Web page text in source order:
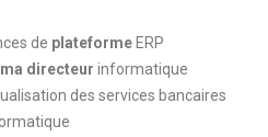
de plateforme ERP
directeur informatique
des services bancaires